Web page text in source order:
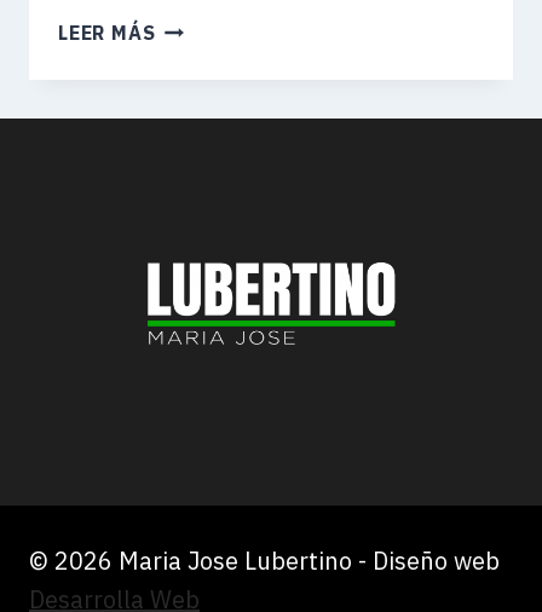
LEER MÁS UNA
PARA
ENFRENTAR
© 2026 Maria Jose Lubertino - Diseño web
Desarrolla Web